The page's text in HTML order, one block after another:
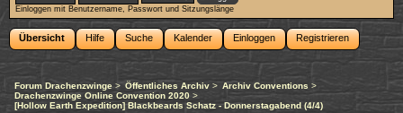
Einloggen mit Benutzername, Passwort und Sitzungslänge
Übersicht Hilfe Suche Kalender Einloggen Registrieren
Forum Drachenzwinge > Öffentliches Archiv> Archiv Conventions >
Drachenzwinge Online Convention 2020 >
[Hollow Earth Expedition] Blackbeards Schatz - Donnerstagabend (4/4)